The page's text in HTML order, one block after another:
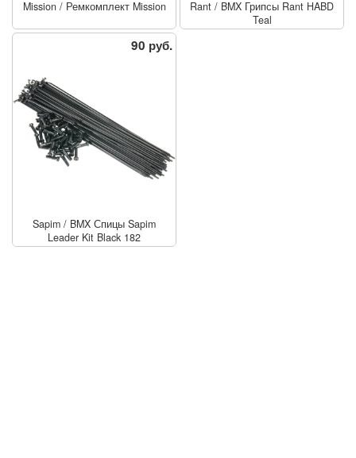
Mission/ Ремкомплект Mission Rant / BMX Грипсы Rant HABD
Teal
90 руб.
Sapim / BMX Спицы Sapim
Leader Kit Black 182